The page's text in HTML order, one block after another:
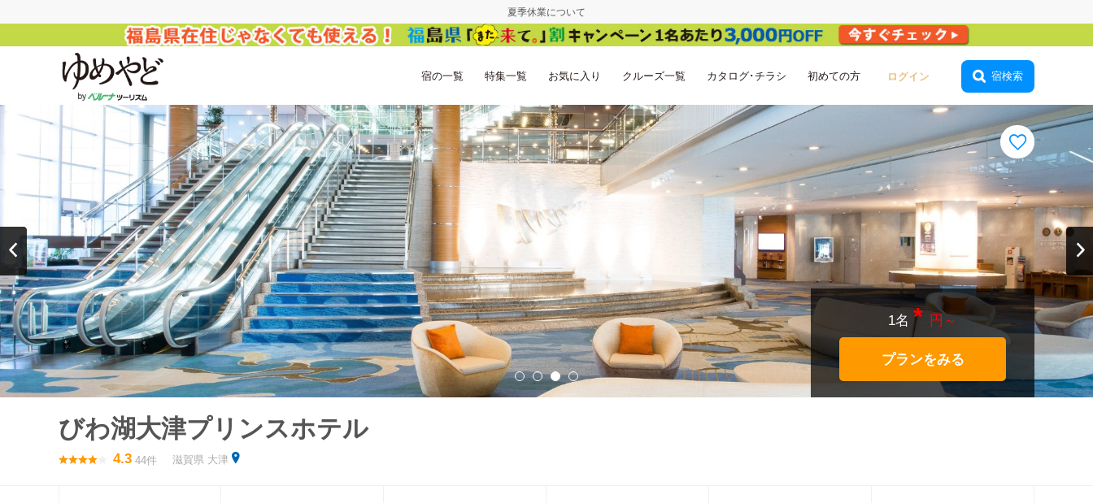
夏季休業について
宿の一覧 特集一覧 お気に入り クルーズ一覧 カタログ･チラシ 初めての方 宿検索
1名 * 円～
プランをみる
びわ湖大津プリンスホテル
4.3 44件 滋賀県 大津